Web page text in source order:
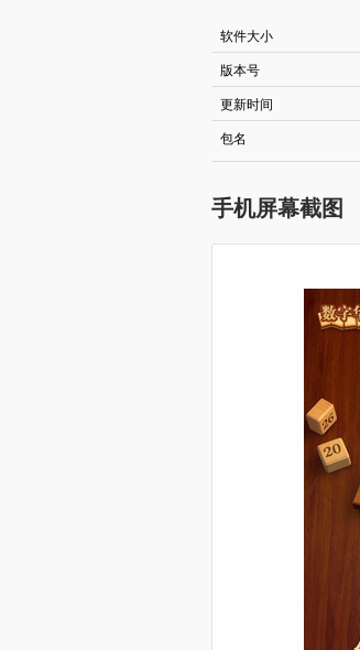
软件大小
版本号
更新时间
包名
手机屏幕截图